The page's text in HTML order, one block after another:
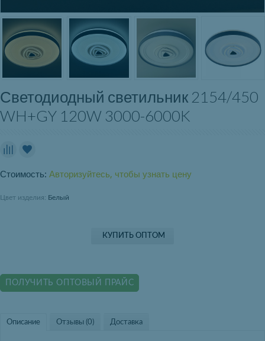
Светодиодный светильник 2154/450
WH+GY 120W 3000-6000K
Стоимость: Авторизуйтесь, чтобы узнать цену
Цвет изделия: Белый
КУПИТЬ ОПТОМ
ПОЛУЧИТЬ ОПТОВЫЙ ПРАЙС
Описание Отзывы (0) Доставка